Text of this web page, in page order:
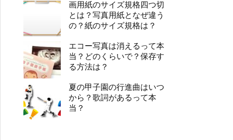
画用紙のサイズ規格四つ切
とは？写真用紙となぜ違う
の？紙のサイズ規格は？
エコー写真は消えるって本
当？どのくらいで？保存す
る方法は？
夏の甲子園の行進曲はいつ
から？歌詞があるって本
当？